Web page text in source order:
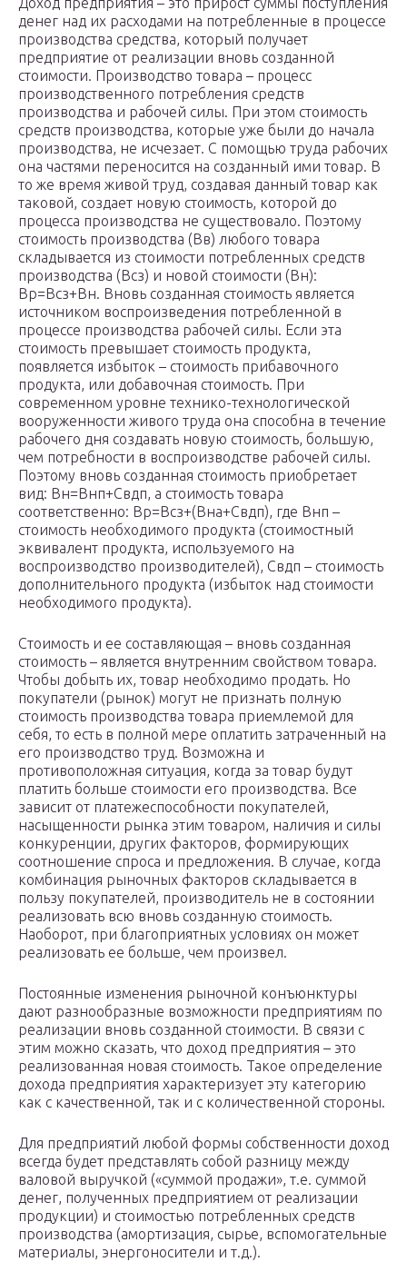
денег над их расходами на потребленные в процессе
производства средства, который получает
предприятие от реализации вновь созданной
стоимости. Производство товара – процесс
производственного потребления средств
производства и рабочей силы. При этом стоимость
средств производства, которые уже были до начала
производства, не исчезает. С помощью труда рабочих
она частями переносится на созданный ими товар. В
то же время живой труд, создавая данный товар как
таковой, создает новую стоимость, которой до
процесса производства не существовало. Поэтому
стоимость производства (Вв) любого товара
складывается из стоимости потребленных средств
производства (Всз) и новой стоимости (Вн):
Вр=Всз+Вн. Вновь созданная стоимость является
источником воспроизведения потребленной в
процессе производства рабочей силы. Если эта
стоимость превышает стоимость продукта,
появляется избыток – стоимость прибавочного
продукта, или добавочная стоимость. При
современном уровне технико-технологической
вооруженности живого труда она способна в течение
рабочего дня создавать новую стоимость, большую,
чем потребности в воспроизводстве рабочей силы.
Поэтому вновь созданная стоимость приобретает
вид: Вн=Внп+Свдп, а стоимость товара
соответственно: Вр=Всз+(Вна+Свдп), где Внп –
стоимость необходимого продукта (стоимостный
эквивалент продукта, используемого на
воспроизводство производителей), Свдп – стоимость
дополнительного продукта (избыток над стоимости
необходимого продукта).
Стоимость и ее составляющая – вновь созданная
стоимость – является внутренним свойством товара.
Чтобы добыть их, товар необходимо продать. Но
покупатели (рынок) могут не признать полную
стоимость производства товара приемлемой для
себя, то есть в полной мере оплатить затраченный на
его производство труд. Возможна и
противоположная ситуация, когда за товар будут
платить больше стоимости его производства. Все
зависит от платежеспособности покупателей,
насыщенности рынка этим товаром, наличия и силы
конкуренции, других факторов, формирующих
соотношение спроса и предложения. В случае, когда
комбинация рыночных факторов складывается в
пользу покупателей, производитель не в состоянии
реализовать всю вновь созданную стоимость.
Наоборот, при благоприятных условиях он может
реализовать ее больше, чем произвел.
Постоянные изменения рыночной конъюнктуры
дают разнообразные возможности предприятиям по
реализации вновь созданной стоимости. В связи с
этим можно сказать, что доход предприятия – это
реализованная новая стоимость. Такое определение
дохода предприятия характеризует эту категорию
как с качественной, так и с количественной стороны.
Для предприятий любой формы собственности доход
всегда будет представлять собой разницу между
валовой выручкой («суммой продажи», т.е. суммой
денег, полученных предприятием от реализации
продукции) и стоимостью потребленных средств
производства (амортизация, сырье, вспомогательные
материалы, энергоносители и т.д.).